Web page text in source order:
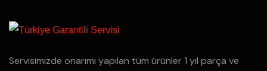
Servisimizde onarımı yapılan tüm ürünler 1 yıl parça ve